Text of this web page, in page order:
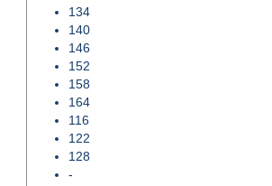
134
140
146
152
158
164
116
122
128
-